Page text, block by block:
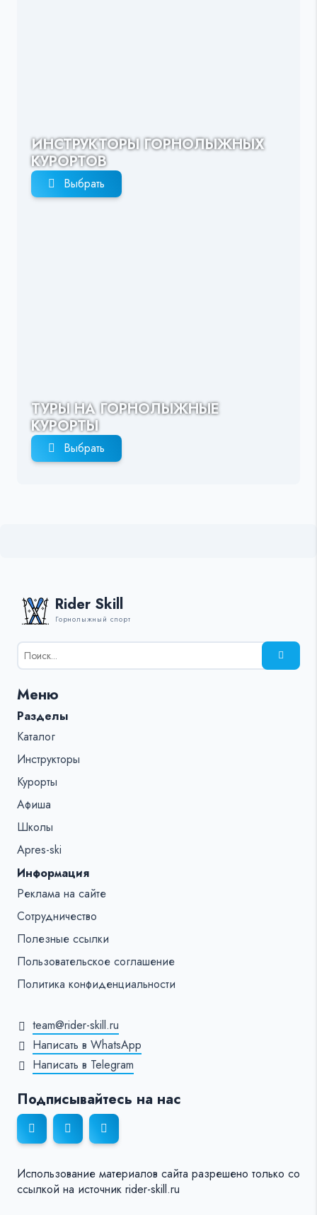
ИНСТРУКТОРЫ ГОРНОЛЫЖНЫХ
КУРОРТОВ
Выбрать
ТУРЫ НА ГОРНОЛЫЖНЫЕ
КУРОРТЫ
Выбрать
Rider Skill
Горнолыжный спорт
Результаты
поиска
%s:
Меню
Разделы
Каталог
Инструкторы
Курорты
Афиша
Школы
Apres-ski
Информация
Реклама на сайте
Сотрудничество
Полезные ссылки
Пользовательское соглашение
Политика конфиденциальности
team@rider-skill.ru
Написать в WhatsApp
Написать в Telegram
Подписывайтесь на нас
Использование материалов сайта разрешено только со
ссылкой на источник rider-skill.ru